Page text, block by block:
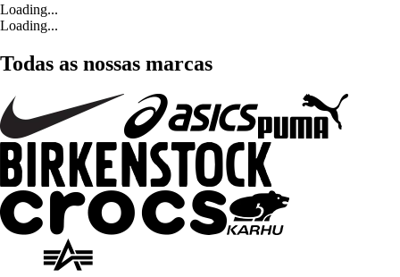
Loading...
Loading...
Todas as nossas marcas